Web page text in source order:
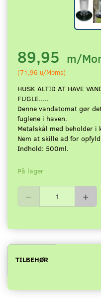
89,95 m/
(71,96 u/Moms)
HUSK ALTID AT HAVE
FUGLE.....
Denne vandatomat gør
fuglene i haven.
Metalskål med beholder i
Nem at skille ad for
Indhold: 500ml.
På lager
TILBEHØR